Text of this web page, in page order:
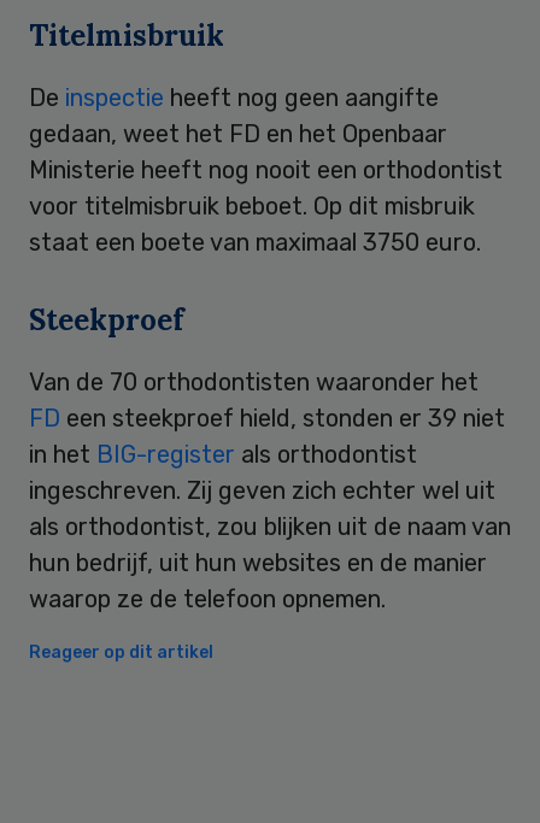
Titelmisbruik
De inspectie heeft nog geen aangifte
gedaan, weet het FD en het Openbaar
Ministerie heeft nog nooit een orthodontist
voor titelmisbruik beboet. Op dit misbruik
staat een boete van maximaal 3750 euro.
Steekproef
Van de 70 orthodontisten waaronder het
FD een steekproef hield, stonden er 39 niet
in het BIG-register als orthodontist
ingeschreven. Zij geven zich echter wel uit
als orthodontist, zou blijken uit de naam van
hun bedrijf, uit hun websites en de manier
waarop ze de telefoon opnemen.
Reageer op dit artikel